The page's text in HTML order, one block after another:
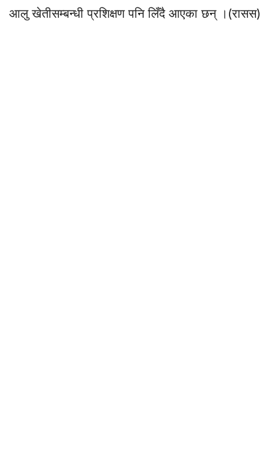
आलु खेतीसम्बन्धी प्रशिक्षण पनि लिँदै आएका छन् ।(रासस)